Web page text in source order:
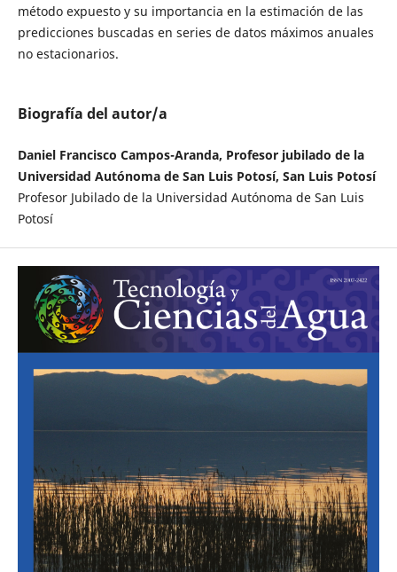
método expuesto y su importancia en la estimación de las
predicciones buscadas en series de datos máximos anuales
no estacionarios.
Biografía del autor/a
Daniel Francisco Campos-Aranda, Profesor jubilado de la
Universidad Autónoma de San Luis Potosí, San Luis Potosí
Profesor Jubilado de la Universidad Autónoma de San Luis
Potosí